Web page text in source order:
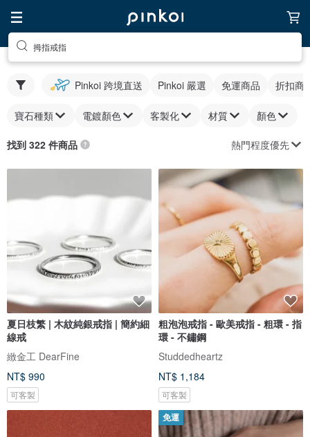
拇指戒指
Pinkoi 跨境直送 Pinkoi 嚴選 免運商品 折扣商
寶石種類 電鍍顏色 客製化 材質 顏色
找到 322 件商品 熱門程度優先
夏日枝繁 | 木紋純銀戒指 | 簡約細
線戒
緻金工 DearFine
NT$ 990
可客製
粗泡泡戒指 - 歐美戒指 - 粗環 - 指
環 - 不鏽鋼
Studdedheartz
NT$ 1,184
可客製
免運